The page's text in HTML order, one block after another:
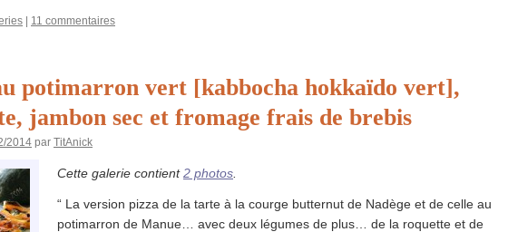
11 commentaires
potimarron vert [kabbocha hokkaïdo vert],
jambon sec et fromage frais de brebis
2014 par TitAnick
Cette galerie contient2 photos
“ La version pizza de la tarte à la courge butternut de Nadège et de celle au
potimarron de Manue… avec deux légumes de plus… de la roquette et de